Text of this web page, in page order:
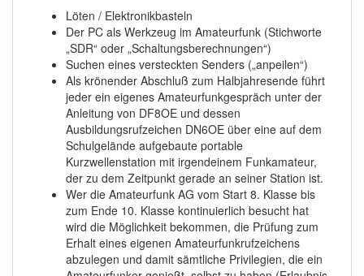
Löten / Elektronikbasteln
Der PC als Werkzeug im Amateurfunk (Stichworte
„SDR“ oder „Schaltungsberechnungen“)
Suchen eines versteckten Senders („anpeilen“)
Als krönender Abschluß zum Halbjahresende führt
jeder ein eigenes Amateurfunkgespräch unter der
Anleitung von DF8OE und dessen
Ausbildungsrufzeichen DN6OE über eine auf dem
Schulgelände aufgebaute portable
Kurzwellenstation mit irgendeinem Funkamateur,
der zu dem Zeitpunkt gerade an seiner Station ist.
Wer die Amateurfunk AG vom Start 8. Klasse bis
zum Ende 10. Klasse kontinuierlich besucht hat
wird die Möglichkeit bekommen, die Prüfung zum
Erhalt eines eigenen Amateurfunkrufzeichens
abzulegen und damit sämtliche Privilegien, die ein